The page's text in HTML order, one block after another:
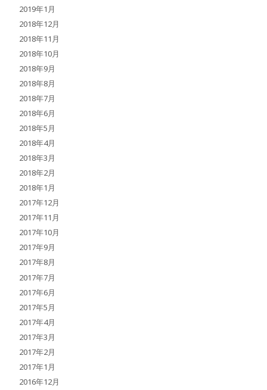
2019年1月
2018年12月
2018年11月
2018年10月
2018年9月
2018年8月
2018年7月
2018年6月
2018年5月
2018年4月
2018年3月
2018年2月
2018年1月
2017年12月
2017年11月
2017年10月
2017年9月
2017年8月
2017年7月
2017年6月
2017年5月
2017年4月
2017年3月
2017年2月
2017年1月
2016年12月